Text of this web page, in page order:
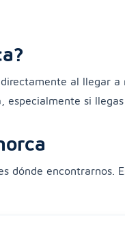
al llegar a
si
dónde encontrarnos.